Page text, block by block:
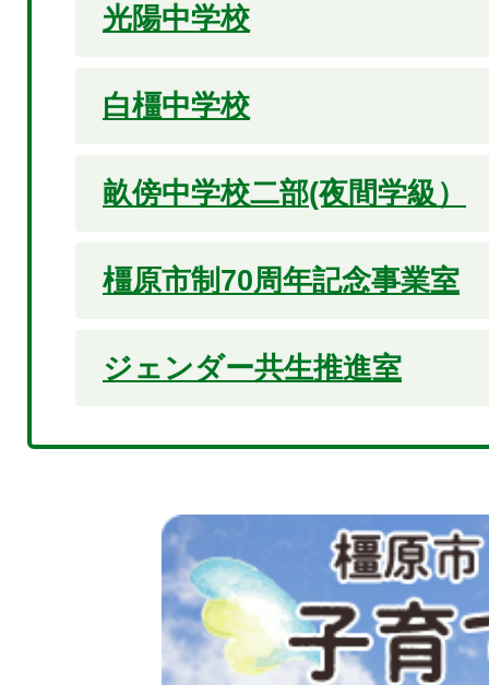
光陽中学校
白橿中学校
畝傍中学校二部(夜間学級）
橿原市制70周年記念事業室
ジェンダー共生推進室
2
枚
目
の